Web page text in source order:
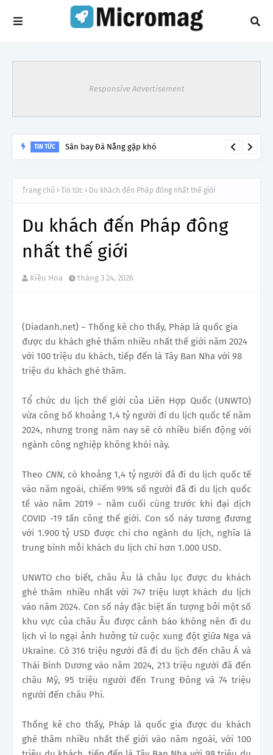
Responsive Advertisement
TIN TỨC Sân bay Đà Nẵng gặp khó
Trang chủ Tin tức Du khách đến Pháp đông nhất thế giới
Du khách đến Pháp đông
nhất thế giới
Kiều Hoa tháng 3 24, 2026
(Diadanh.net) – Thống kê cho thấy, Pháp là quốc gia
được du khách ghé thăm nhiều nhất thế giới năm 2024
với 100 triệu du khách, tiếp đến là Tây Ban Nha với 98
triệu du khách ghé thăm.
Tổ chức du lịch thế giới của Liên Hợp Quốc (UNWTO)
vừa công bố khoảng 1,4 tỷ người đi du lịch quốc tế năm
2024, nhưng trong năm nay sẽ có nhiều biến động với
ngành công nghiệp không khói này.
Theo CNN, có khoảng 1,4 tỷ người đã đi du lịch quốc tế
vào năm ngoái, chiếm 99% số người đã đi du lịch quốc
tế vào năm 2019 – năm cuối cùng trước khi đại dịch
COVID -19 tấn công thế giới. Con số này tương đương
với 1.900 tỷ USD được chi cho ngành du lịch, nghĩa là
trung bình mỗi khách du lịch chi hơn 1.000 USD.
UNWTO cho biết, châu Âu là châu lục được du khách
ghé thăm nhiều nhất với 747 triệu lượt khách du lịch
vào năm 2024. Con số này đặc biệt ấn tượng bởi một số
khu vực của châu Âu được cảnh báo không nên đi du
lịch vì lo ngại ảnh hưởng từ cuộc xung đột giữa Nga và
Ukraine. Có 316 triệu người đã đi du lịch đến châu Á và
Thái Bình Dương vào năm 2024, 213 triệu người đã đến
châu Mỹ, 95 triệu người đến Trung Đông và 74 triệu
người đến châu Phi.
Thống kê cho thấy, Pháp là quốc gia được du khách
ghé thăm nhiều nhất thế giới vào năm ngoái, với 100